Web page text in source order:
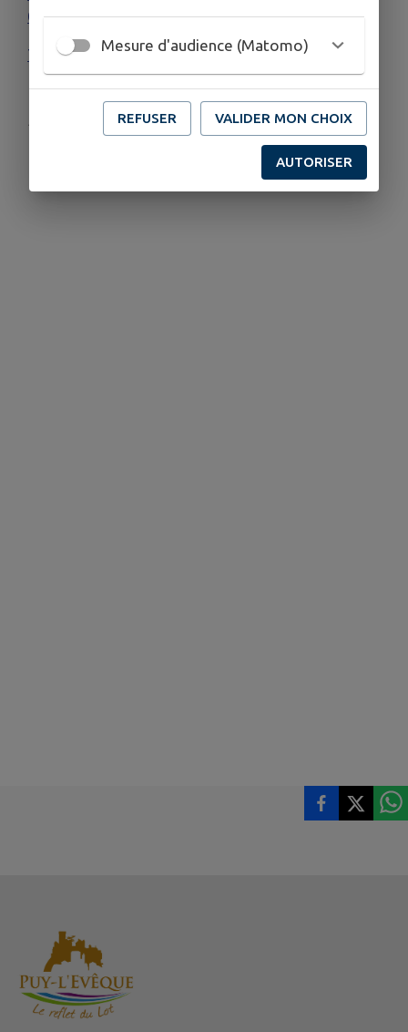
06 87 70 36 97
Toutes les infos
Publié par CCVLV
Mesure d'audience (Matomo)
REFUSER VALIDER MON CHOIX
AUTORISER